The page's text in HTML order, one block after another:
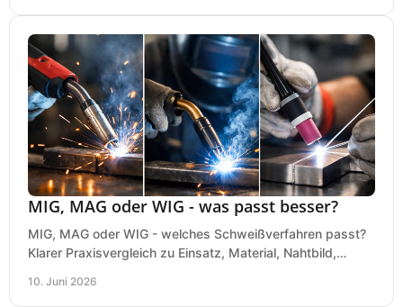
MIG, MAG oder WIG - was passt besser?
MIG, MAG oder WIG - welches Schweißverfahren passt?
Klarer Praxisvergleich zu Einsatz, Material, Nahtbild,
10. Juni 2026